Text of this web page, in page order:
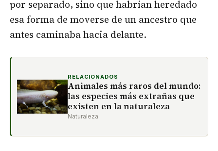
por separado, sino que habrían heredado
esa forma de moverse de un ancestro que
antes caminaba hacia delante.
RELACIONADOS
Animales más raros del mundo:
las especies más extrañas que
existen en la naturaleza
Naturaleza